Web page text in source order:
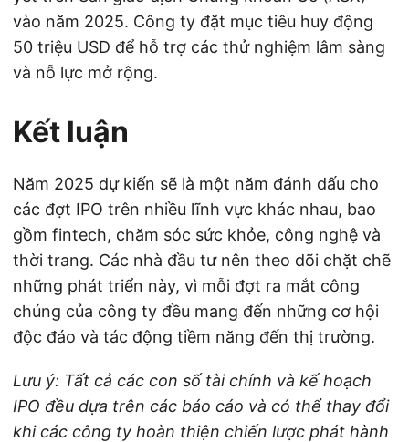
vào năm 2025. Công ty đặt mục tiêu huy động
50 triệu USD để hỗ trợ các thử nghiệm lâm sàng
và nỗ lực mở rộng.
Kết luận
Năm 2025 dự kiến sẽ là một năm đánh dấu cho
các đợt IPO trên nhiều lĩnh vực khác nhau, bao
gồm fintech, chăm sóc sức khỏe, công nghệ và
thời trang. Các nhà đầu tư nên theo dõi chặt chẽ
những phát triển này, vì mỗi đợt ra mắt công
chúng của công ty đều mang đến những cơ hội
độc đáo và tác động tiềm năng đến thị trường.
Lưu ý: Tất cả các con số tài chính và kế hoạch
IPO đều dựa trên các báo cáo và có thể thay đổi
khi các công ty hoàn thiện chiến lược phát hành